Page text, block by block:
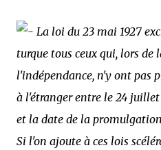
La loi du 23 mai 1927
turque tous ceux qui, lors de
l'indépendance, n'y ont pas
à l'étranger entre le 24
et la date de la
Si l'on ajoute à ces lois